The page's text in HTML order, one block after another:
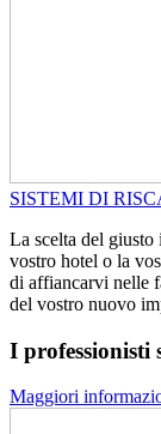
SISTEMI DI
La scelta del giusto
vostro hotel o la
di affiancarvi nelle
del vostro nuovo
I professionisti
Maggiori